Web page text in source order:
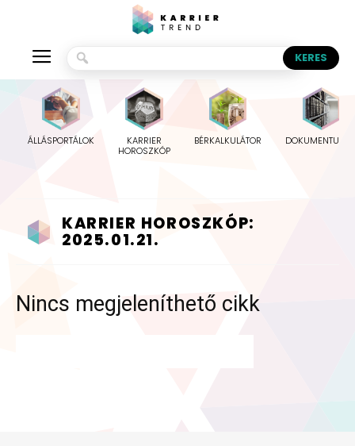
ÁLLÁSPORTÁLOK
KARRIER
HOROSZKÓP
BÉRKALKULÁTOR
KARRIER HOROSZKÓP:
2025.01.21.
Nincs megjeleníthető cikk